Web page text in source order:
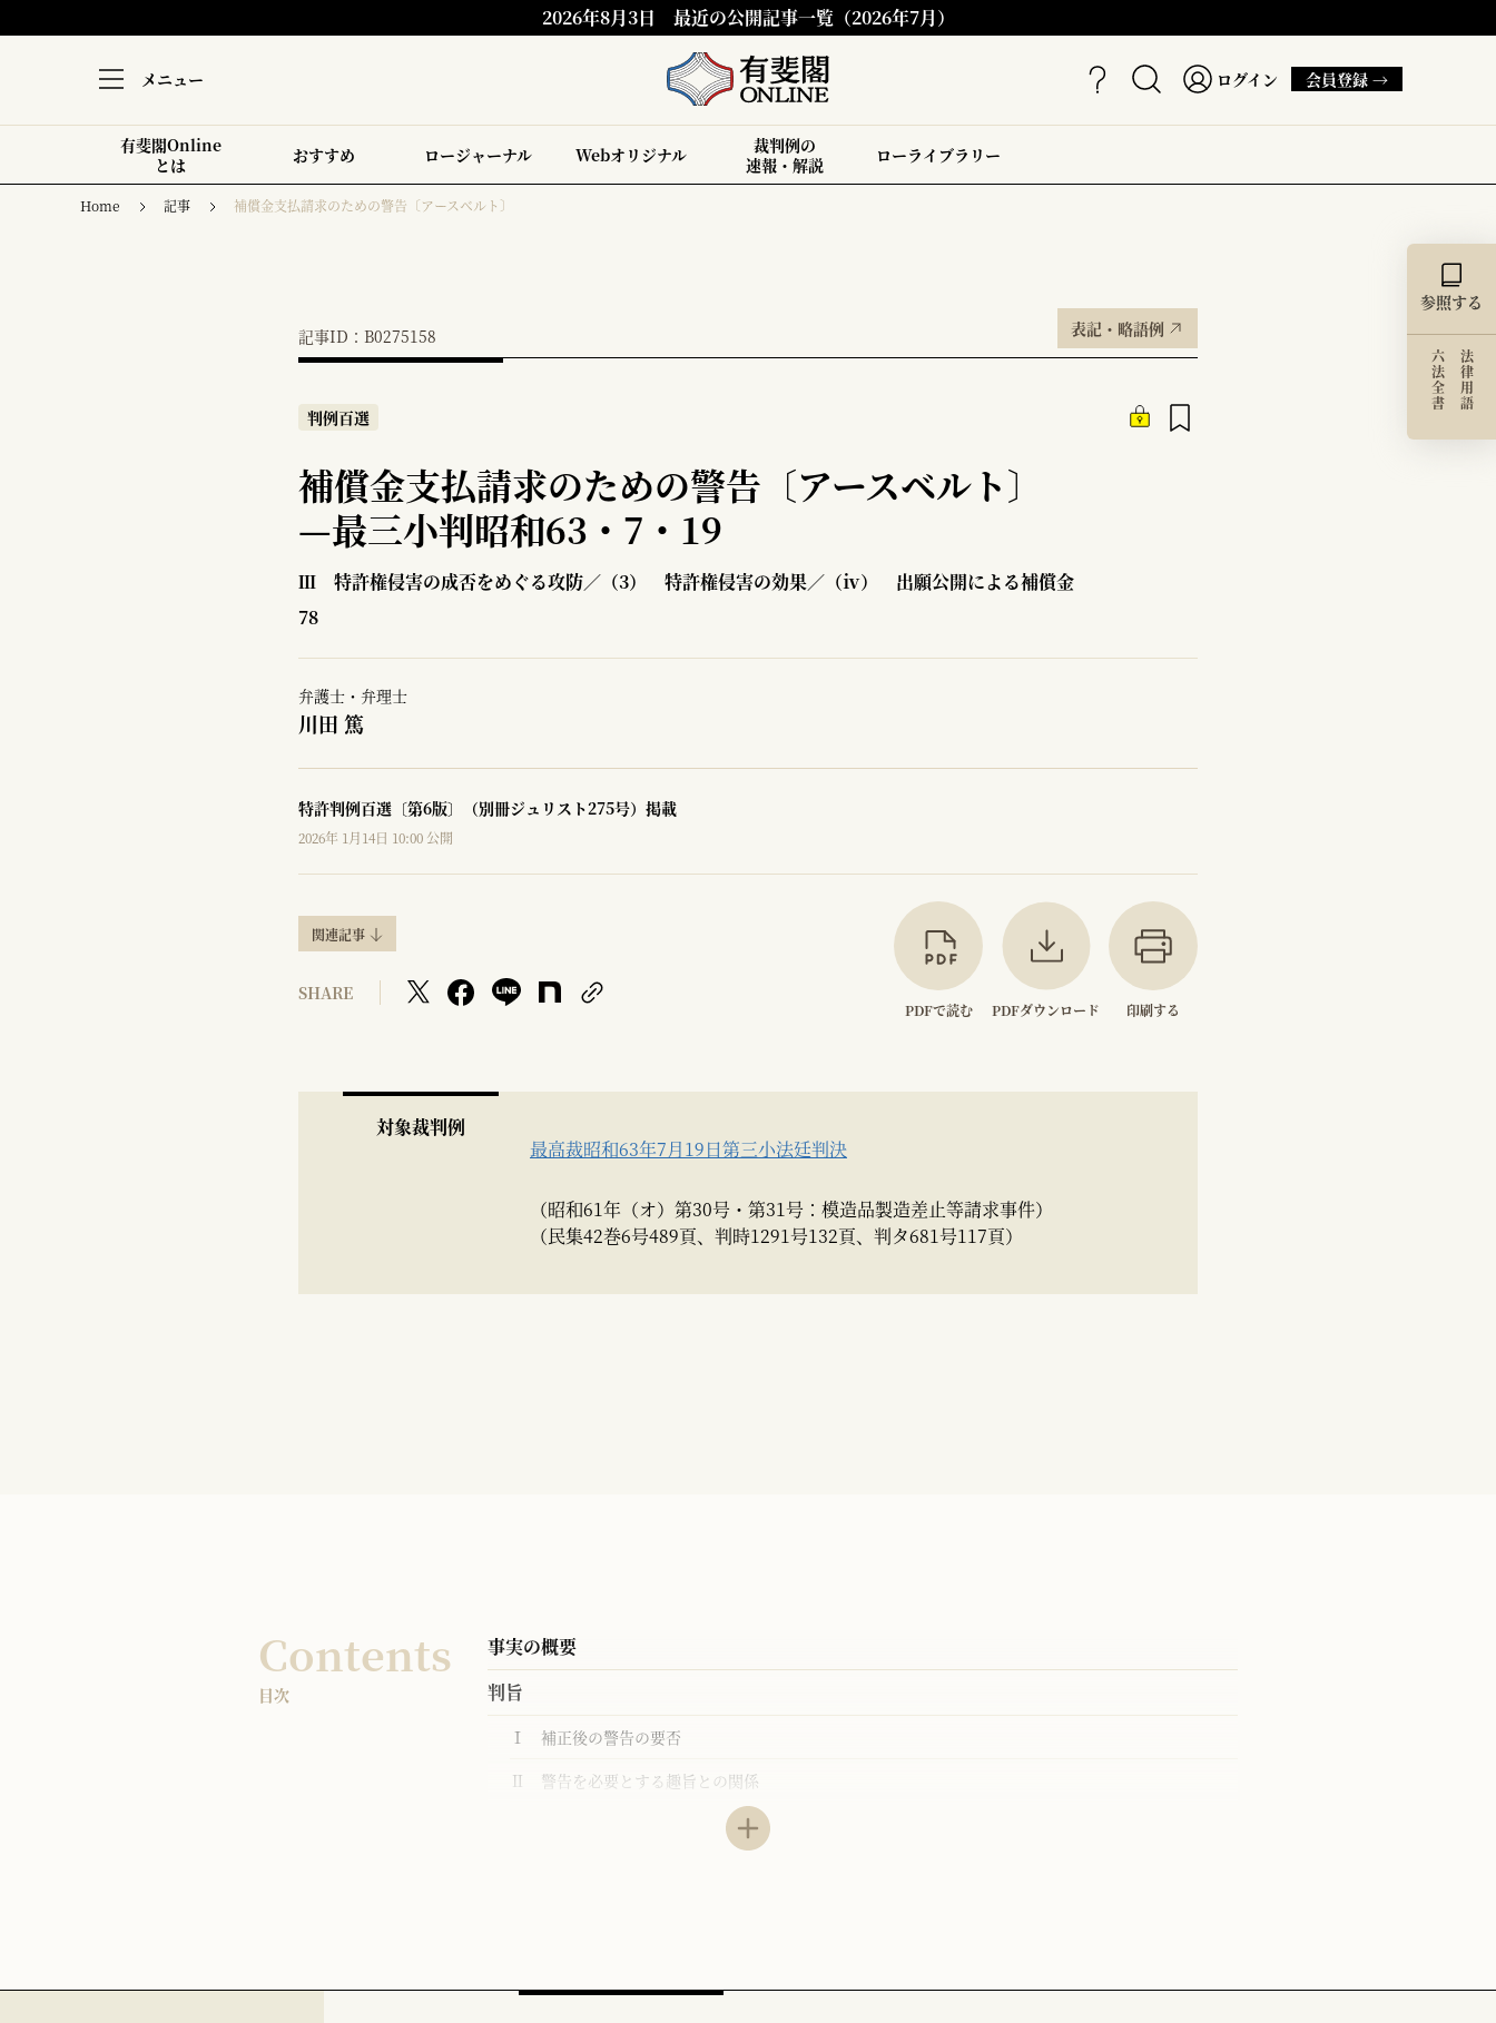
2026年8月3日 最近の公開記事一覧（2026年7月）
メニュー ログイン 会員登録 →
有斐閣Online
とは
おすすめ ロージャーナル Webオリジナル
裁判例の
速報・解説
ローライブラリー
Home 記事 補償金支払請求のための警告〔アースベルト〕
記事ID：B0275158 表記・略語例
判例百選
補償金支払請求のための警告〔アースベルト〕
—最三小判昭和63・7・19
Ⅲ 特許権侵害の成否をめぐる攻防／（3） 特許権侵害の効果／（ⅳ） 出願公開による補償金
78
弁護士・弁理士
川田 篤
特許判例百選〔第6版〕（別冊ジュリスト275号）掲載
2026年 1月14日 10:00 公開
関連記事
SHARE
PDFで読む PDFダウンロード 印刷する
対象裁判例
最高裁昭和63年7月19日第三小法廷判決
（昭和61年（オ）第30号・第31号：模造品製造差止等請求事件）
（民集42巻6号489頁、判時1291号132頁、判タ681号117頁）
Contents
目次
事実の概要
判旨
Ⅰ 補正後の警告の要否
Ⅱ 警告を必要とする趣旨との関係
3 補正後の警告の要否
参照する
法律用語
六法全書